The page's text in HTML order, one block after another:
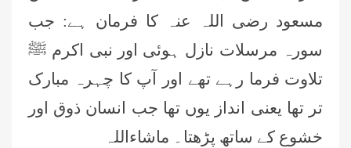
مسعود رضی اللہ عنہ کا فرمان ہے: جب
سورہ مرسلات نازل ہوئی اور نبی اکرم ﷺ
تلاوت فرما رہے تھے اور آپ کا چہرہ مبارک
تر تھا یعنی انداز یوں تھا جب انسان ذوق اور
خشوع کے ساتھ پڑھتا۔ ماشاءاللہ